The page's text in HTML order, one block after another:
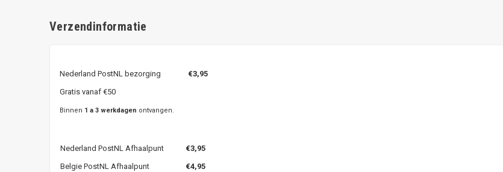
Verzendinformatie
Nederland PostNL bezorging €3,95
Gratis vanaf €50
Binnen 1 a 3 werkdagen ontvangen.
Nederland PostNL Afhaalpunt €3,95
Belgie PostNL Afhaalpunt
€4,95